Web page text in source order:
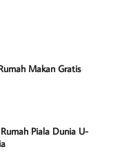
Makan Gratis
Piala Dunia U-